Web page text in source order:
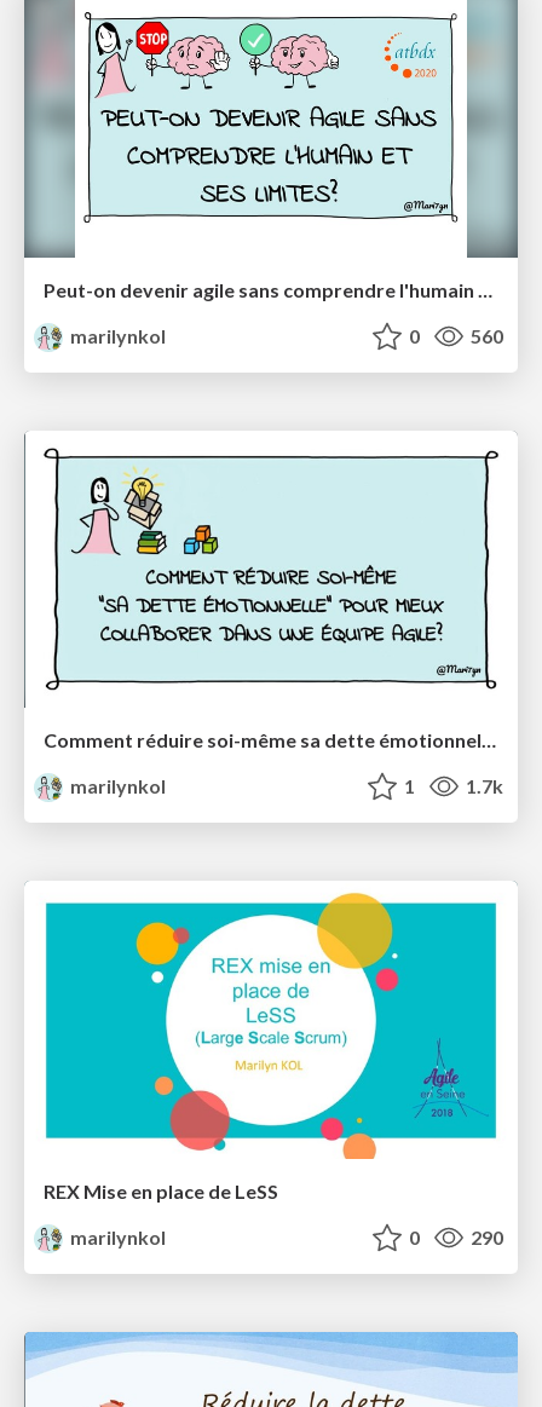
Peut-on devenir agile sans comprendre l'humain et ses limites?
marilynkol
0 560
Comment réduire soi-même sa dette émotionnelle pour mieux collaborer dans une équipe agile?
marilynkol
1 1.7k
REX Mise en place de LeSS
marilynkol
0 290